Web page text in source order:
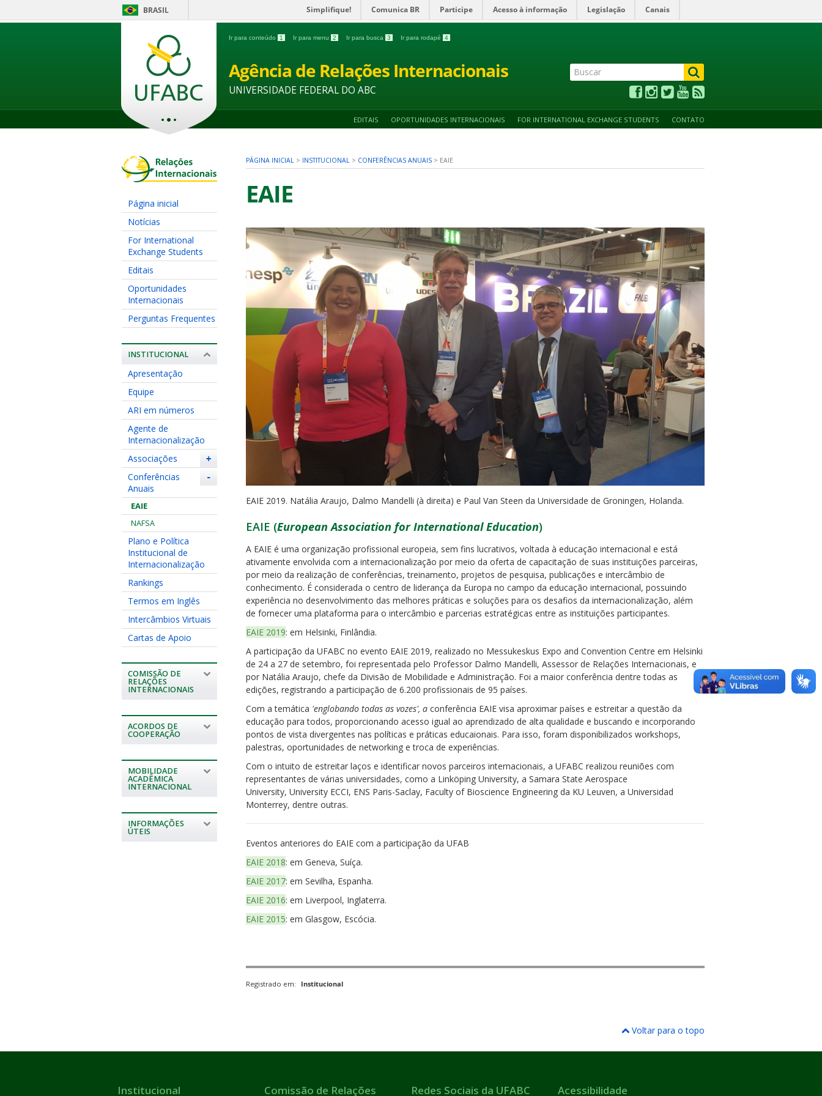
BRASIL Simplifique! Comunica BR Participe Acesso à informação Legislação Canais
Ir para conteúdo 1 Ir para menu 2 Ir para busca 3 Ir para rodapé 4
Agência de Relações Internacionais
UNIVERSIDADE FEDERAL DO ABC
EDITAIS OPORTUNIDADES INTERNACIONAIS FOR INTERNATIONAL EXCHANGE STUDENTS CONTATO
Página inicial
Notícias
For International
Exchange Students
Editais
Oportunidades
Internacionais
Perguntas Frequentes
INSTITUCIONAL
Apresentação
Equipe
ARI em números
Agente de
Internacionalização
+
Associações
-
Conferências
Anuais
EAIE
NAFSA
Plano e Política
Institucional de
Internacionalização
Rankings
Termos em Inglês
Intercâmbios Virtuais
Cartas de Apoio
COMISSÃO DE
RELAÇÕES
INTERNACIONAIS
ACORDOS DE
COOPERAÇÃO
MOBILIDADE
ACADÊMICA
INTERNACIONAL
INFORMAÇÕES
ÚTEIS
PÁGINA INICIAL > INSTITUCIONAL > CONFERÊNCIAS ANUAIS > EAIE
EAIE
EAIE 2019. Natália Araujo, Dalmo Mandelli (à direita) e Paul Van Steen da Universidade de Groningen, Holanda.
EAIE (European Association for International Education)
A EAIE é uma organização profissional europeia, sem fins lucrativos, voltada à educação internacional e está
ativamente envolvida com a internacionalização por meio da oferta de capacitação de suas instituições parceiras,
por meio da realização de conferências, treinamento, projetos de pesquisa, publicações e intercâmbio de
conhecimento. É considerada o centro de liderança da Europa no campo da educação internacional, possuindo
experiência no desenvolvimento das melhores práticas e soluções para os desafios da internacionalização, além
de fornecer uma plataforma para o intercâmbio e parcerias estratégicas entre as instituições participantes.
EAIE 2019: em Helsinki, Finlândia.
A participação da UFABC no evento EAIE 2019, realizado no Messukeskus Expo and Convention Centre em Helsinki
de 24 a 27 de setembro, foi representada pelo Professor Dalmo Mandelli, Assessor de Relações Internacionais, e
por Natália Araujo, chefe da Divisão de Mobilidade e Administração. Foi a maior conferência dentre todas as
edições, registrando a participação de 6.200 profissionais de 95 países.
Com a temática 'englobando todas as vozes', a conferência EAIE visa aproximar países e estreitar a questão da
educação para todos, proporcionando acesso igual ao aprendizado de alta qualidade e buscando e incorporando
pontos de vista divergentes nas políticas e práticas educaionais. Para isso, foram disponibilizados workshops,
palestras, oportunidades de networking e troca de experiências.
Com o intuito de estreitar laços e identificar novos parceiros internacionais, a UFABC realizou reuniões com
representantes de várias universidades, como a Linköping University, a Samara State Aerospace
University, University ECCI, ENS Paris-Saclay, Faculty of Bioscience Engineering da KU Leuven, a Universidad
Monterrey, dentre outras.
Eventos anteriores do EAIE com a participação da UFAB
EAIE 2018: em Geneva, Suíça.
EAIE 2017: em Sevilha, Espanha.
EAIE 2016: em Liverpool, Inglaterra.
EAIE 2015: em Glasgow, Escócia.
Registrado em: Institucional
Voltar para o topo
Institucional Comissão de Relações Redes Sociais da UFABC Acessibilidade